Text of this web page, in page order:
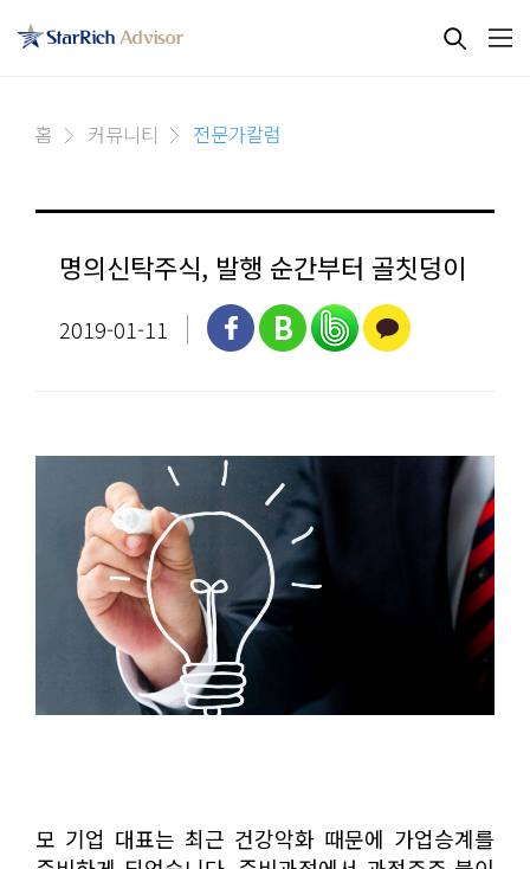
홈 커뮤니티 전문가칼럼
명의신탁주식, 발행 순간부터 골칫덩이
2019-01-11
모 기업 대표는 최근 건강악화 때문에 가업승계를